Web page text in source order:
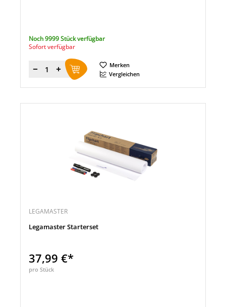
Noch 9999 Stück verfügbar
Sofort verfügbar
Menge
Merken
Vergleichen
LEGAMASTER
Legamaster Starterset
37,99 €*
pro Stück